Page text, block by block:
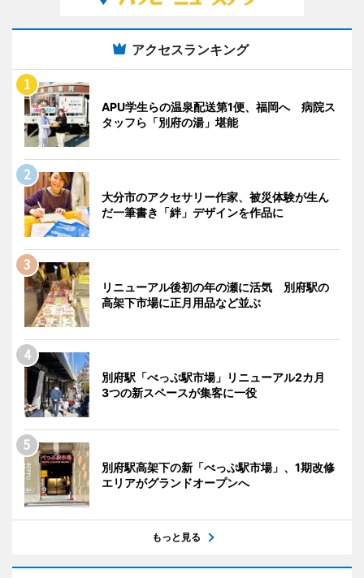
アクセスランキング
APU学生らの温泉配送第1便、福岡へ 病院ス
タッフら「別府の湯」堪能
大分市のアクセサリー作家、被災体験が生ん
だ一筆書き「絆」デザインを作品に
リニューアル後初の年の瀬に活気 別府駅の
高架下市場に正月用品など並ぶ
別府駅「べっぷ駅市場」リニューアル2カ月
3つの新スペースが集客に一役
別府駅高架下の新「べっぷ駅市場」、1期改修
エリアがグランドオープンへ
もっと見る